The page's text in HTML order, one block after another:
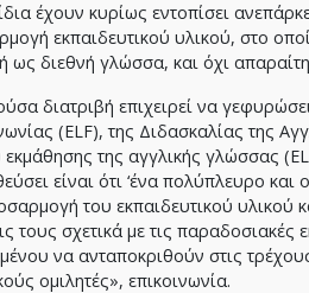
the potentiality of the ELF-Aw/
of the checklist. Specifically,
design of ELF-aware lessons and
promoting learner engagement in
that, as revealed, through
teaching materials and practices,
the present thesis contributes to
with a valuable tool to enhance
and ELT pedagogy are also
έχουν κυρίως εντοπίσει
εκπαιδευτικού υλικού, στο
ως διεθνή γλώσσα, και όχι
διατριβή επιχειρεί να
(ELF), της Διδασκαλίας της
εκμάθησης της αγγλικής γλώσσας
είναι ότι ‘ένα πολύπλευρο
του εκπαιδευτικού υλικού
τους σχετικά με τις παραδοσιακές
να ανταποκριθούν στις
ομιλητές», επικοινωνία.